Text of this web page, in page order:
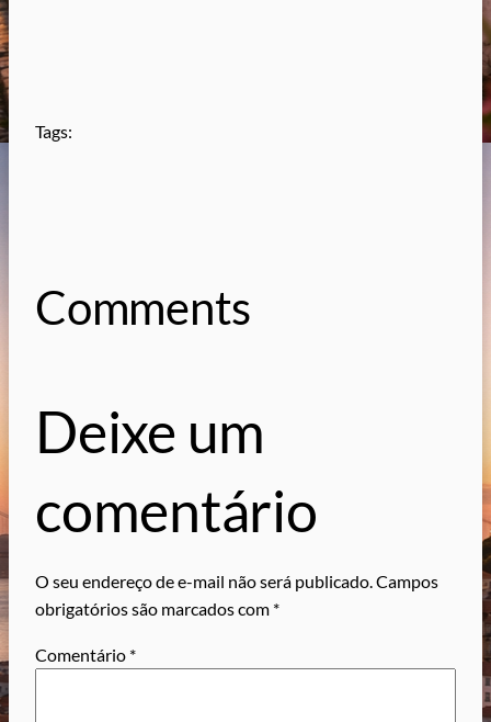
Tags:
Comments
Deixe um
comentário
O seu endereço de e-mail não será publicado.Campos
obrigatórios são marcados com *
Comentário *